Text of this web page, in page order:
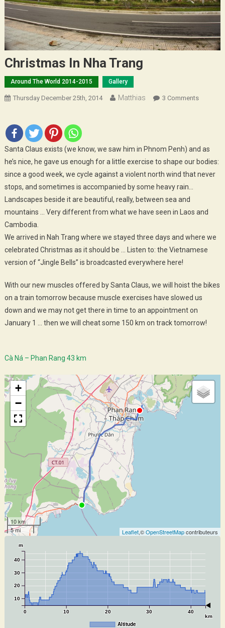
Christmas In Nha Trang
Around The World 2014-2015 Gallery
Thursday December 25th, 2014 Matthias 3 CommentsOn
Santa Claus exists (we know, we saw him in Phnom Penh) and as
he’s nice, he gave us enough for a little exercise to shape our bodies:
since a good week, we cycle against a violent north wind that never
stops, and sometimes is accompanied by some heavy rain…
Landscapes beside it are beautiful, really, between sea and
mountains … Very different from what we have seen in Laos and
Cambodia.
We arrived in Nah Trang where we stayed three days and where we
celebrated Christmas as it should be … Listen to: the Vietnamese
version of “Jingle Bells” is broadcasted everywhere here!
With our new muscles offered by Santa Claus, we will hoist the bikes
on a train tomorrow because muscle exercises have slowed us
down and we may not get there in time to an appointment on
January 1 … then we will cheat some 150 km on track tomorrow!
Cà Ná – Phan Rang 43 km
+
−
10 km
5 mi
Leaflet,©OpenStreetMapcontributeurs
0 10 20 30 40
km
10
20
30
40
m
Altitude